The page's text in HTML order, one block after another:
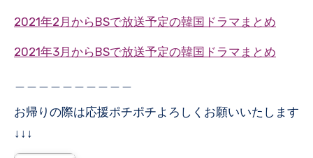
2021年2月からBSで放送予定の韓国ドラマまとめ
2021年3月からBSで放送予定の韓国ドラマまとめ
お帰りの際は応援ポチポチよろしくお願いいたします
↓↓↓